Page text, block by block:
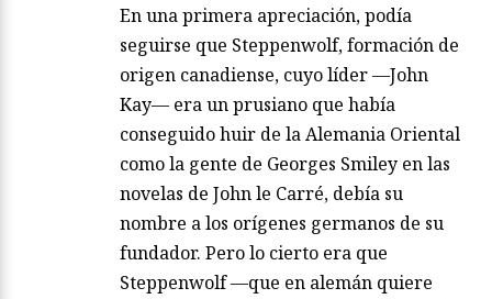
En una primera apreciación, podía
seguirse que Steppenwolf, formación de
origen canadiense, cuyo líder —John
Kay— era un prusiano que había
conseguido huir de la Alemania Oriental
como la gente de Georges Smiley en las
novelas de John le Carré, debía su
nombre a los orígenes germanos de su
fundador. Pero lo cierto era que
Steppenwolf —que en alemán quiere